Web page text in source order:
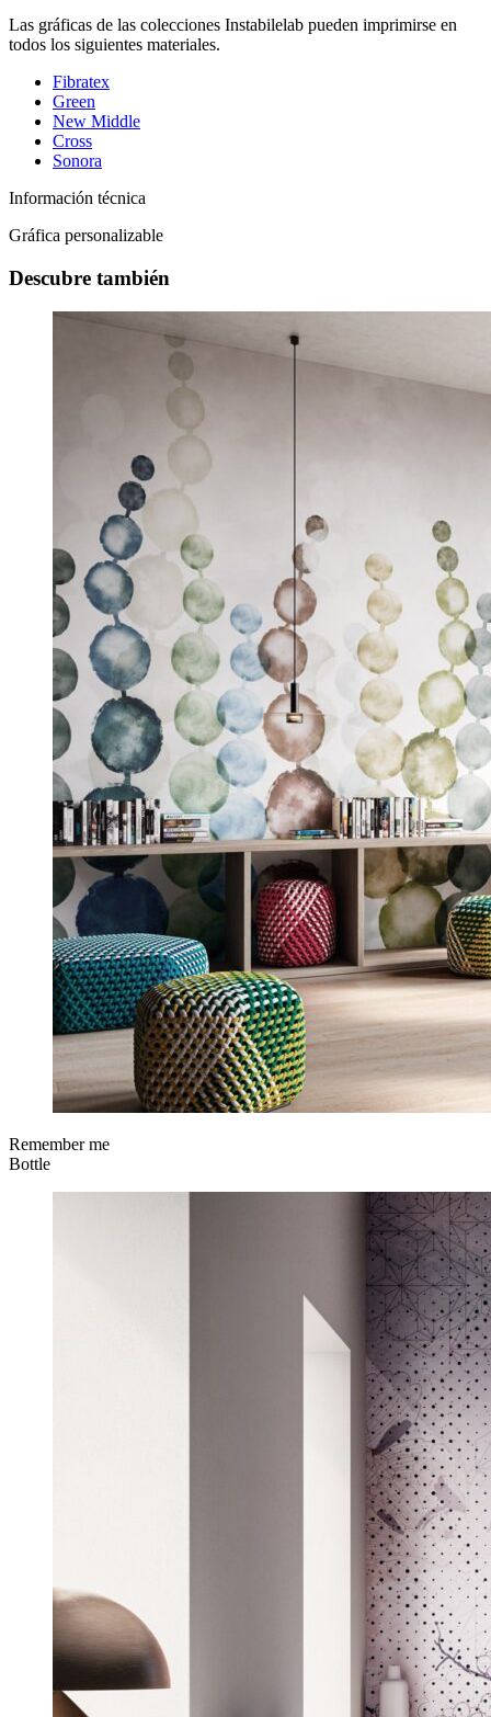
Las gráficas de las colecciones Instabilelab pueden imprimirse en
todos los siguientes materiales.
Fibratex
Green
New Middle
Cross
Sonora
Información técnica
Gráfica personalizable
Descubre también
Remember me
Bottle